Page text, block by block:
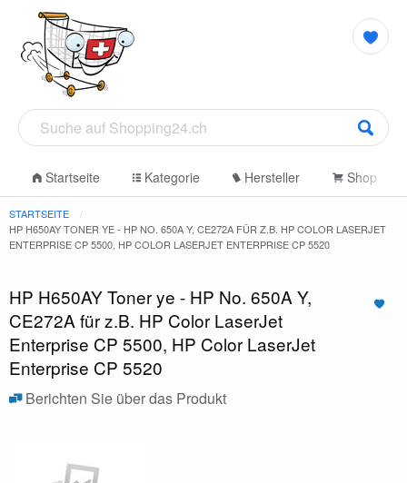
Startseite Kategorie Hersteller Shop
STARTSEITE
HP H650AY TONER YE - HP NO. 650A Y, CE272A FÜR Z.B. HP COLOR LASERJET
ENTERPRISE CP 5500, HP COLOR LASERJET ENTERPRISE CP 5520
HP H650AY Toner ye - HP No. 650A Y,
CE272A für z.B. HP Color LaserJet
Enterprise CP 5500, HP Color LaserJet
Enterprise CP 5520
Berichten Sie über das Produkt